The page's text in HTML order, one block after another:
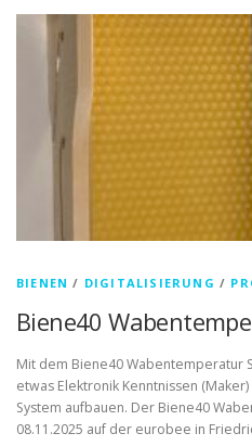
FORSCHUNG
BIENEN / DIGITALISIERUNG /
Biene40
Mit dem Biene40 Wabentemperatur
etwas Elektronik Kenntnissen
System aufbauen. Der Biene40
08.11.2025 auf der eurobee in